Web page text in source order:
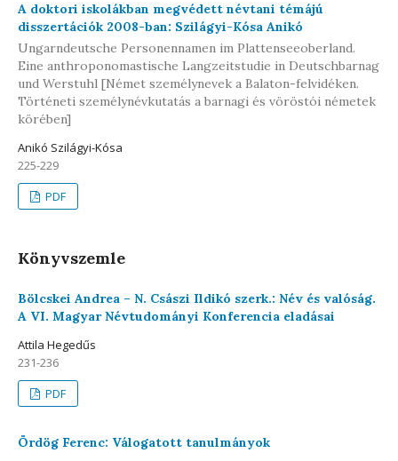
A doktori iskolákban megvédett névtani témájú
disszertációk 2008-ban: Szilágyi-Kósa Anikó
Ungarndeutsche Personennamen im Plattenseeoberland.
Eine anthroponomastische Langzeitstudie in Deutschbarnag
und Werstuhl [Német személynevek a Balaton-felvidéken.
Történeti személynévkutatás a barnagi és vöröstói németek
körében]
Anikó Szilágyi-Kósa
225-229
PDF
Könyvszemle
Bölcskei Andrea – N. Császi Ildikó szerk.: Név és valóság.
A VI. Magyar Névtudományi Konferencia eladásai
Attila Hegedűs
231-236
PDF
Ördög Ferenc: Válogatott tanulmányok